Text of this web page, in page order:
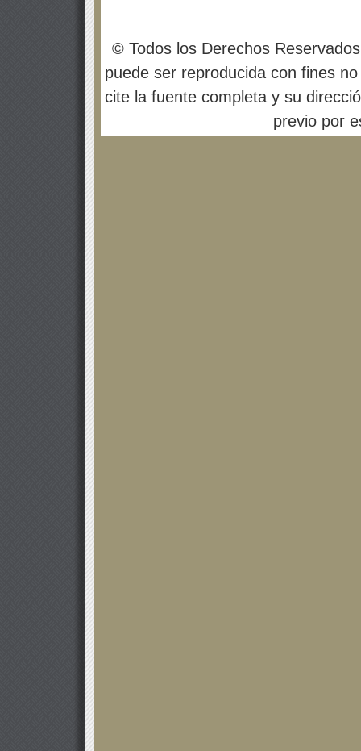
© Todos los Derechos
puede ser reproducida con fines
cite la fuente completa y su
previo por